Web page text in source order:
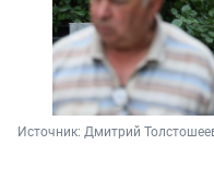
Источник: Дмитрий